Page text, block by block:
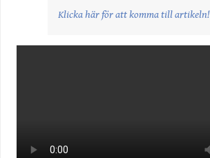
Klicka här för att komma till artikeln!